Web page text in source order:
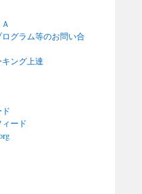
グラム等のお問い合
ング上達
ィード